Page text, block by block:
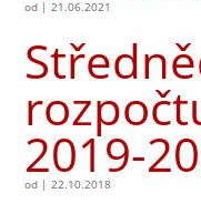
od | 21.06.2021
2019-
od | 22.10.2018